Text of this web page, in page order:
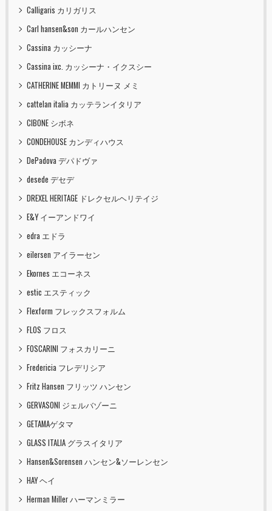
Calligaris カリガリス
Carl hansen&son カールハンセン
Cassina カッシーナ
Cassina ixc. カッシーナ・イクスシー
CATHERINE MEMMI カトリーヌ メミ
cattelan italia カッテランイタリア
CIBONE シボネ
CONDEHOUSE カンディハウス
DePadova デパドヴァ
desede デセデ
DREXEL HERITAGE ドレクセルヘリテイジ
E&Y イーアンドワイ
edra エドラ
eilersen アイラーセン
Ekornes エコーネス
estic エスティック
Flexform フレックスフォルム
FLOS フロス
FOSCARINI フォスカリーニ
Fredericia フレデリシア
Fritz Hansen フリッツ ハンセン
GERVASONI ジェルバゾーニ
GETAMAゲタマ
GLASS ITALIA グラスイタリア
Hansen&Sorensen ハンセン&ソーレンセン
HAY ヘイ
Herman Miller ハーマンミラー